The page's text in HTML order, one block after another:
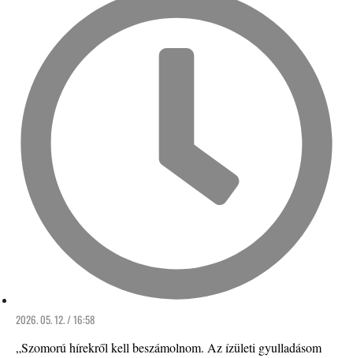
2026. 05. 12. / 16:58
„Szomorú hírekről kell beszámolnom. Az ízületi gyulladásom